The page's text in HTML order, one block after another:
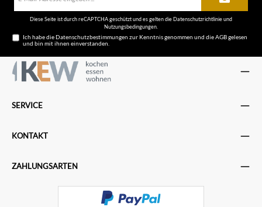
Diese Seite ist durch reCAPTCHA geschützt und es gelten dieDatenschutzrichtlinieund
Nutzungsbedingungen
Ich habe dieDatenschutzbestimmungen zur Kenntnis genommen und dieAGBgelesen
und bin mit ihnen einverstanden.
SERVICE
KONTAKT
ZAHLUNGSARTEN